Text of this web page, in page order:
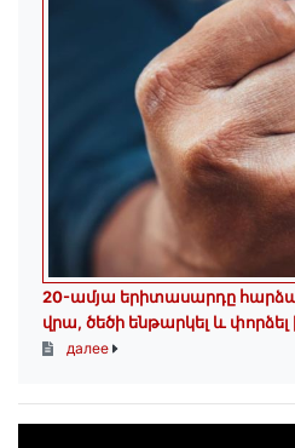
20-ամյա երիտասարդը
վրա, ծեծի ենթարկել և
далее